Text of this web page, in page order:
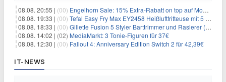
08.08. 20:55 | (00) Engelhorn Sale: 15% Extra-Rabatt on top auf Mode- und Sport-Artikel
08.08. 19:33 | (00) Tefal Easy Fry Max EY2458 Heißluftfritteuse mit 5 Litern für 64,99€
08.08. 18:33 | (00) Gillette Fusion 5 Styler Barttrimmer und Rasierer (All in One) für 16€
08.08. 14:02 | (02) MediaMarkt: 3 Tonie-Figuren für 37€
08.08. 12:30 | (00) Fallout 4: Anniversary Edition Switch 2 für 42,39€
IT-NEWS